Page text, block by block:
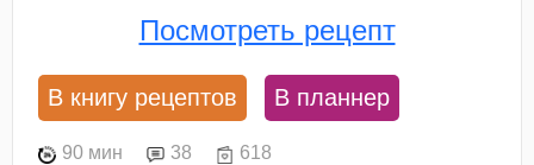
Посмотреть рецепт
В книгу рецептов В планнер
90 мин 38 618